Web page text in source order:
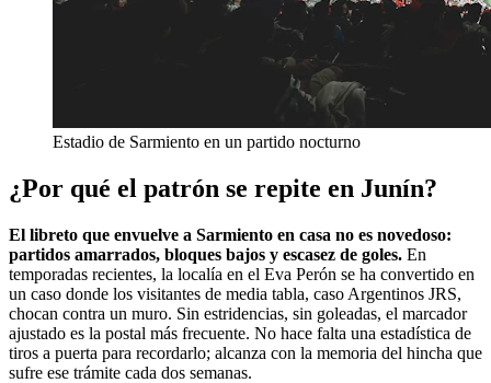
Estadio de Sarmiento en un partido nocturno
¿Por qué el patrón se repite en Junín?
El libreto que envuelve a Sarmiento en casa no es novedoso:
partidos amarrados, bloques bajos y escasez de goles. En
temporadas recientes, la localía en el Eva Perón se ha convertido en
un caso donde los visitantes de media tabla, caso Argentinos JRS,
chocan contra un muro. Sin estridencias, sin goleadas, el marcador
ajustado es la postal más frecuente. No hace falta una estadística de
tiros a puerta para recordarlo; alcanza con la memoria del hincha que
sufre ese trámite cada dos semanas.